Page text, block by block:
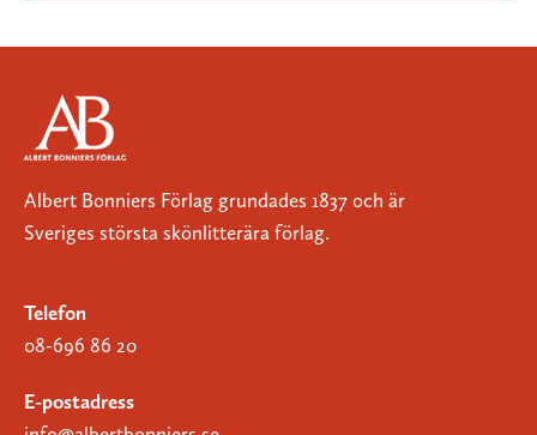
Albert Bonniers Förlag grundades 1837 och är
Sveriges största skönlitterära förlag.
Telefon
08-696 86 20
E-postadress